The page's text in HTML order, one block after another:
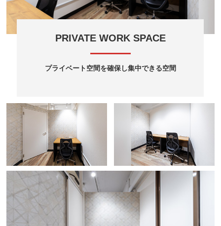
PRIVATE WORK SPACE
プライベート空間を確保し集中できる空間